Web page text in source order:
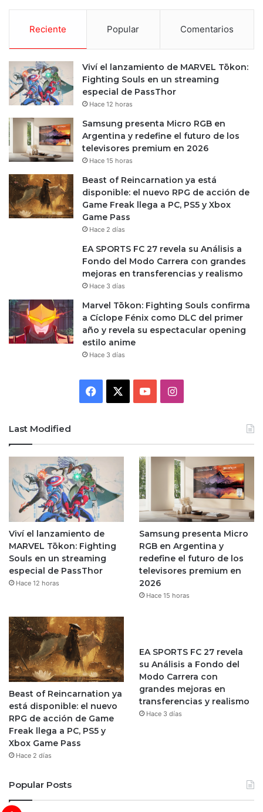
Reciente Popular Comentarios
Viví el lanzamiento de MARVEL Tōkon:
Fighting Souls en un streaming
especial de PassThor
Hace 12 horas
Samsung presenta Micro RGB en
Argentina y redefine el futuro de los
televisores premium en 2026
Hace 15 horas
Beast of Reincarnation ya está
disponible: el nuevo RPG de acción de
Game Freak llega a PC, PS5 y Xbox
Game Pass
Hace 2 días
EA SPORTS FC 27 revela su Análisis a
Fondo del Modo Carrera con grandes
mejoras en transferencias y realismo
Hace 3 días
Marvel Tōkon: Fighting Souls confirma
a Cíclope Fénix como DLC del primer
año y revela su espectacular opening
estilo anime
Hace 3 días
Facebook YouTubeInstagram
Last Modified
Viví el lanzamiento de
MARVEL Tōkon: Fighting
Souls en un streaming
especial de PassThor
Hace 12 horas
Samsung presenta Micro
RGB en Argentina y
redefine el futuro de los
televisores premium en
2026
Hace 15 horas
Beast of Reincarnation ya
está disponible: el nuevo
RPG de acción de Game
Freak llega a PC, PS5 y
Xbox Game Pass
Hace 2 días
EA SPORTS FC 27 revela
su Análisis a Fondo del
Modo Carrera con
grandes mejoras en
transferencias y realismo
Hace 3 días
Popular Posts